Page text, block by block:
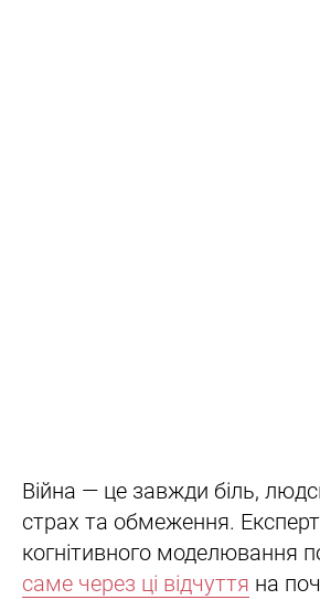
Війна — це завжди біль,
страх та обмеження.
когнітивного моделювання
саме через ці відчуття на